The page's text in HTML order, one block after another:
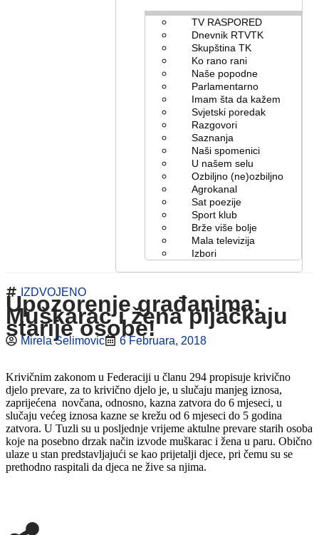
TV RASPORED
Dnevnik RTVTK
Skupština TK
Ko rano rani
Naše popodne
Parlamentarno
Imam šta da kažem
Svjetski poredak
Razgovori
Saznanja
Naši spomenici
U našem selu
Ozbiljno (ne)ozbiljno
Agrokanal
Sat poezije
Sport klub
Brže više bolje
Mala televizija
Izbori
IZDVOJENO
Upozorenje građanima:
Muškarac i žena pljačkaju
starije osobe!
Mirela Selimovic 6 Februara, 2018
Krivičnim zakonom u Federaciji u članu 294 propisuje krivično
djelo prevare, za to krivično djelo je, u slučaju manjeg iznosa,
zaprijećena novčana, odnosno, kazna zatvora do 6 mjeseci, u
slučaju većeg iznosa kazne se krežu od 6 mjeseci do 5 godina
zatvora. U Tuzli su u posljednje vrijeme aktulne prevare starih osoba
koje na posebno drzak način izvode muškarac i žena u paru. Obično
ulaze u stan predstavljajući se kao prijetalji djece, pri čemu su se
prethodno raspitali da djeca ne žive sa njima.